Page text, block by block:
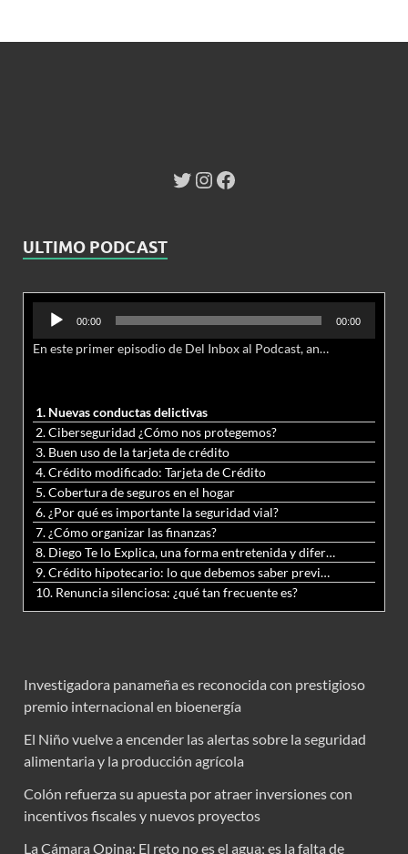
ULTIMO PODCAST
Reproductor
audio
00:00 00:00
En este primer episodio de Del Inbox al Podcast, analizamos junto al abogado Jonathan Brown las nuevas conductas delictivas cibernéticas y la necesidad de hacer modificaciones al Código Penal.
1. Nuevas conductas delictivas
2. Ciberseguridad ¿Cómo nos protegemos?
3. Buen uso de la tarjeta de crédito
4. Crédito modificado: Tarjeta de Crédito
5. Cobertura de seguros en el hogar
6. ¿Por qué es importante la seguridad vial?
7. ¿Cómo organizar las finanzas?
8. Diego Te lo Explica, una forma entretenida y diferente de aprender matemáticas y ciencias
9. Crédito hipotecario: lo que debemos saber previo a adquirir nuestra vivienda
10. Renuncia silenciosa: ¿qué tan frecuente es?
Investigadora panameña es reconocida con prestigioso
premio internacional en bioenergía
El Niño vuelve a encender las alertas sobre la seguridad
alimentaria y la producción agrícola
Colón refuerza su apuesta por atraer inversiones con
incentivos fiscales y nuevos proyectos
La Cámara Opina: El reto no es el agua; es la falta de